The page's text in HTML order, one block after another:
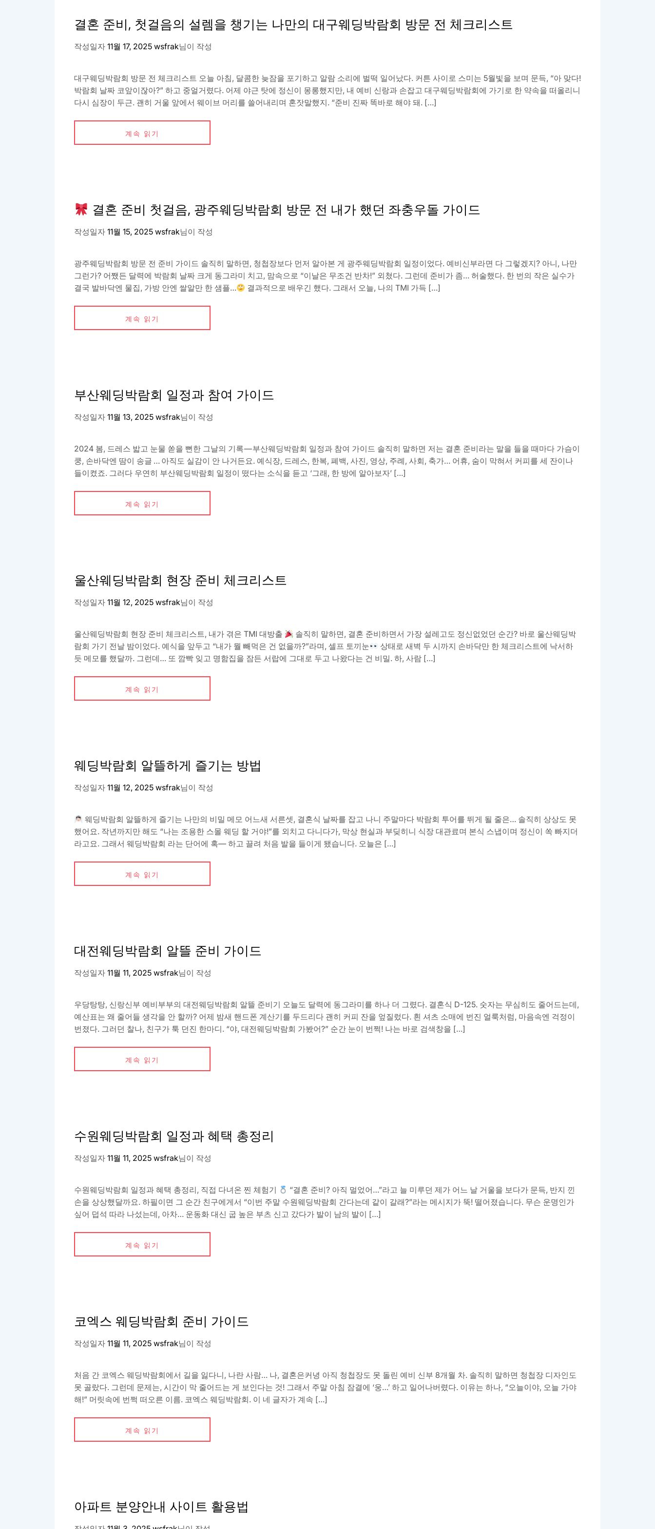
결혼 준비, 첫걸음의 설렘을 챙기는 나만의 대구웨딩박람회 방문 전 체크리스트
작성일자 11월 17, 2025 wsfrak님이 작성
대구웨딩박람회 방문 전 체크리스트 오늘 아침, 달콤한 늦잠을 포기하고 알람 소리에 벌떡 일어났다. 커튼 사이로 스미는 5월빛을 보며 문득, “아 맞다!
박람회 날짜 코앞이잖아?” 하고 중얼거렸다. 어제 야근 탓에 정신이 몽롱했지만, 내 예비 신랑과 손잡고 대구웨딩박람회에 가기로 한 약속을 떠올리니
다시 심장이 두근. 괜히 거울 앞에서 웨이브 머리를 쓸어내리며 혼잣말했지. “준비 진짜 똑바로 해야 돼. […]
계속 읽기
결혼 준비 첫걸음, 광주웨딩박람회 방문 전 내가 했던 좌충우돌 가이드
작성일자 11월 15, 2025 wsfrak님이 작성
광주웨딩박람회 방문 전 준비 가이드 솔직히 말하면, 청첩장보다 먼저 알아본 게 광주웨딩박람회 일정이었다. 예비신부라면 다 그렇겠지? 아니, 나만
그런가? 어쨌든 달력에 박람회 날짜 크게 동그라미 치고, 맘속으로 “이날은 무조건 반차!” 외쳤다. 그런데 준비가 좀… 허술했다. 한 번의 작은 실수가
결국 발바닥엔 물집, 가방 안엔 쌀알만 한 샘플…
결과적으로 배우긴 했다. 그래서 오늘, 나의 TMI 가득 […]
계속 읽기
부산웨딩박람회 일정과 참여 가이드
작성일자 11월 13, 2025 wsfrak님이 작성
2024 봄, 드레스 밟고 눈물 쏟을 뻔한 그날의 기록 — 부산웨딩박람회 일정과 참여 가이드 솔직히 말하면 저는 결혼 준비라는 말을 들을 때마다 가슴이
쿵, 손바닥엔 땀이 송글 … 아직도 실감이 안 나거든요. 예식장, 드레스, 한복, 폐백, 사진, 영상, 주례, 사회, 축가… 어휴, 숨이 막혀서 커피를 세 잔이나
들이켰죠. 그러다 우연히 부산웨딩박람회 일정이 떴다는 소식을 듣고 ‘그래, 한 방에 알아보자’ […]
계속 읽기
울산웨딩박람회 현장 준비 체크리스트
작성일자 11월 12, 2025 wsfrak님이 작성
울산웨딩박람회 현장 준비 체크리스트, 내가 겪은 TMI 대방출
솔직히 말하면, 결혼 준비하면서 가장 설레고도 정신없었던 순간? 바로 울산웨딩박
람회 가기 전날 밤이었다. 예식을 앞두고 “내가 뭘 빼먹은 건 없을까?”라며, 셀프 토끼눈
상태로 새벽 두 시까지 손바닥만 한 체크리스트에 낙서하
듯 메모를 했달까. 그런데… 또 깜빡 잊고 명함집을 잠든 서랍에 그대로 두고 나왔다는 건 비밀. 하, 사람 […]
계속 읽기
웨딩박람회 알뜰하게 즐기는 방법
작성일자 11월 12, 2025 wsfrak님이 작성
웨딩박람회 알뜰하게 즐기는 나만의 비밀 메모 어느새 서른셋, 결혼식 날짜를 잡고 나니 주말마다 박람회 투어를 뛰게 될 줄은… 솔직히 상상도 못
했어요. 작년까지만 해도 “나는 조용한 스몰 웨딩 할 거야!”를 외치고 다니다가, 막상 현실과 부딪히니 식장 대관료며 본식 스냅이며 정신이 쏙 빠지더
라고요. 그래서 웨딩박람회 라는 단어에 혹— 하고 끌려 처음 발을 들이게 됐습니다. 오늘은 […]
계속 읽기
대전웨딩박람회 알뜰 준비 가이드
작성일자 11월 11, 2025 wsfrak님이 작성
우당탕탕, 신랑신부 예비부부의 대전웨딩박람회 알뜰 준비기 오늘도 달력에 동그라미를 하나 더 그렸다. 결혼식 D-125. 숫자는 무심히도 줄어드는데,
예산표는 왜 줄어들 생각을 안 할까? 어제 밤새 핸드폰 계산기를 두드리다 괜히 커피 잔을 엎질렀다. 흰 셔츠 소매에 번진 얼룩처럼, 마음속엔 걱정이
번졌다. 그러던 찰나, 친구가 툭 던진 한마디. “야, 대전웨딩박람회 가봤어?” 순간 눈이 번쩍! 나는 바로 검색창을 […]
계속 읽기
수원웨딩박람회 일정과 혜택 총정리
작성일자 11월 11, 2025 wsfrak님이 작성
수원웨딩박람회 일정과 혜택 총정리, 직접 다녀온 찐 체험기
“결혼 준비? 아직 멀었어…”라고 늘 미루던 제가 어느 날 거울을 보다가 문득, 반지 낀
손을 상상했달까요. 하필이면 그 순간 친구에게서 “이번 주말 수원웨딩박람회 간다는데 같이 갈래?”라는 메시지가 뚝! 떨어졌습니다. 무슨 운명인가
싶어 덥석 따라 나섰는데, 아차… 운동화 대신 굽 높은 부츠 신고 갔다가 발이 남의 발이 […]
계속 읽기
코엑스 웨딩박람회 준비 가이드
작성일자 11월 11, 2025 wsfrak님이 작성
처음 간 코엑스 웨딩박람회에서 길을 잃다니, 나란 사람… 나, 결혼은커녕 아직 청첩장도 못 돌린 예비 신부 8개월 차. 솔직히 말하면 청첩장 디자인도
못 골랐다. 그런데 문제는, 시간이 막 줄어드는 게 보인다는 것! 그래서 주말 아침 잠결에 ‘웅…’ 하고 일어나버렸다. 이유는 하나, “오늘이야, 오늘 가야
해!” 머릿속에 번쩍 떠오른 이름. 코엑스 웨딩박람회. 이 네 글자가 계속 […]
계속 읽기
아파트 분양안내 사이트 활용법